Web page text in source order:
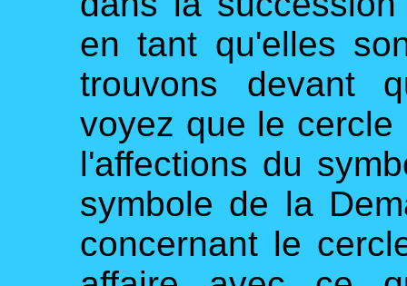
en tant qu'elles
trouvons devant
voyez que le
l'affections du
symbole de la
concernant le